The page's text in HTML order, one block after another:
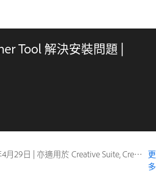
Tool 解決安裝問題 |
月29日 | 亦適用於 Creative Suite, Creative Suite CS4, Creative Suite CS5, Creative Suite CS5.5, Creative Suite CS6, Photoshop Elements, Premiere Elements
更
多